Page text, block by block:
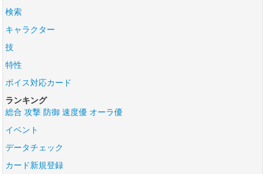
検索
キャラクター
技
特性
ボイス対応カード
ランキング
総合 攻撃 防御 速度優 オーラ優
イベント
データチェック
カード新規登録